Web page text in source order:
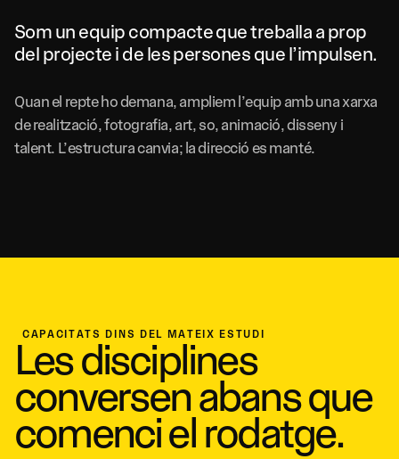
Som un equip compacte que treballa a prop
del projecte i de les persones que l’impulsen.
Quan el repte ho demana, ampliem l’equip amb una xarxa
de realització, fotografia, art, so, animació, disseny i
talent. L’estructura canvia; la direcció es manté.
CAPACITATS DINS DEL MATEIX ESTUDI
Les disciplines
conversen abans que
comenci el rodatge.